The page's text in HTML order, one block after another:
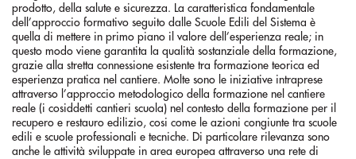
prodotto, della salute e sicurezza. La caratteristica fondamentale
dell’approccio formativo seguito dalle Scuole Edili del Sistema è
quella di mettere in primo piano il valore dell’esperienza reale; in
questo modo viene garantita la qualità sostanziale della formazione,
grazie alla stretta connessione esistente tra formazione teorica ed
esperienza pratica nel cantiere. Molte sono le iniziative intraprese
attraverso l’approccio metodologico della formazione nel cantiere
reale (i cosiddetti cantieri scuola) nel contesto della formazione per il
recupero e restauro edilizio, cosi come le azioni congiunte tra scuole
edili e scuole professionali e tecniche. Di particolare rilevanza sono
anche le attività sviluppate in area europea attraverso una rete di